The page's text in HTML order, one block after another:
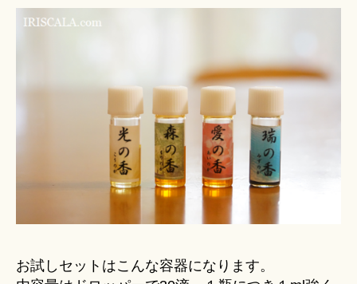
お試しセットはこんな容器になります。